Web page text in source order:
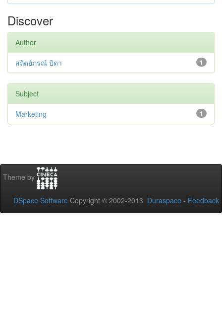
Discover
Author
1
สถิตย์ภรณ์ บิดา
Subject
1
Marketing
Theme by
DSpace Software Copyright © 2002-2013 Duraspace - Feedback